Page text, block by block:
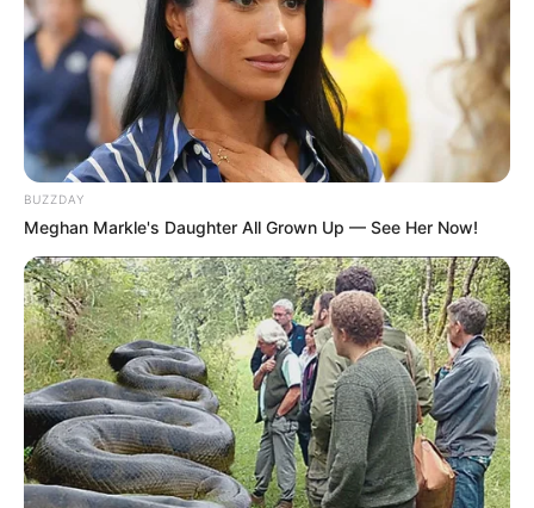
BUZZDAY
Meghan Markle's Daughter All Grown Up — See Her Now!